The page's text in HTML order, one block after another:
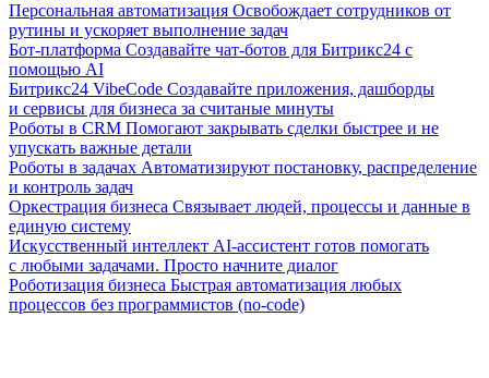
Персональная автоматизация Освобождает сотрудников от
рутины и ускоряет выполнение задач
Бот-платформа Создавайте чат-ботов для Битрикс24 с
помощью AI
Битрикс24 VibeCode Создавайте приложения, дашборды
и сервисы для бизнеса за считаные минуты
Роботы в CRM Помогают закрывать сделки быстрее и не
упускать важные детали
Роботы в задачах Автоматизируют постановку, распределение
и контроль задач
Оркестрация бизнеса Связывает людей, процессы и данные в
единую систему
Искусственный интеллект AI-ассистент готов помогать
с любыми задачами. Просто начните диалог
Роботизация бизнеса Быстрая автоматизация любых
процессов без программистов (no-code)